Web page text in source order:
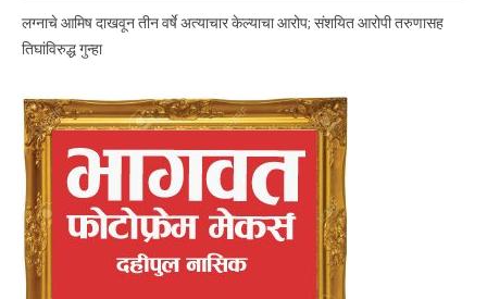
लग्नाचे आमिष दाखवून तीन वर्षे अत्याचार केल्याचा आरोप; संशयित आरोपी तरुणासह
तिघांविरुद्ध गुन्हा